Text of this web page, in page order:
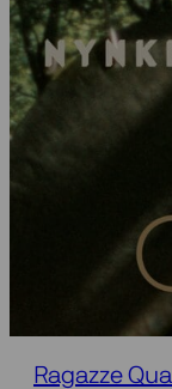
Ragazze